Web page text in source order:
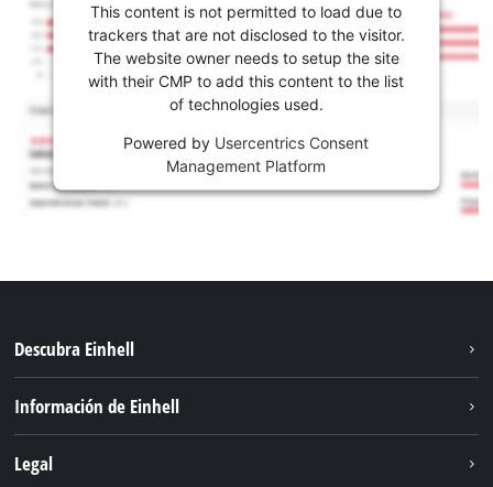
This content is not permitted to load due to
trackers that are not disclosed to the visitor.
The website owner needs to setup the site
with their CMP to add this content to the list
of technologies used.
Powered by Usercentrics Consent
Management Platform
Descubra Einhell
Servicio
Información de Einhell
Legal